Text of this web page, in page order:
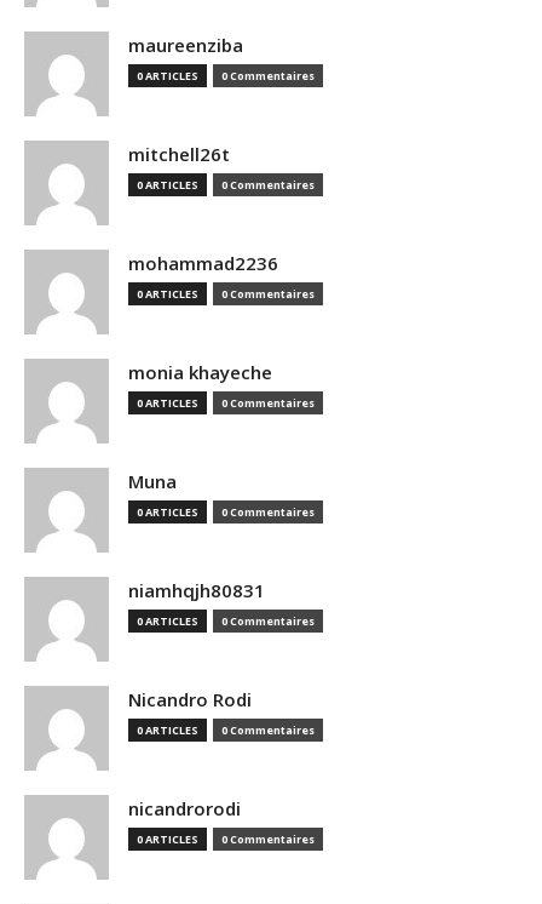
maureenziba
0 ARTICLES 0 Commentaires
mitchell26t
0 ARTICLES 0 Commentaires
mohammad2236
0 ARTICLES 0 Commentaires
monia khayeche
0 ARTICLES 0 Commentaires
Muna
0 ARTICLES 0 Commentaires
niamhqjh80831
0 ARTICLES 0 Commentaires
Nicandro Rodi
0 ARTICLES 0 Commentaires
nicandrorodi
0 ARTICLES 0 Commentaires